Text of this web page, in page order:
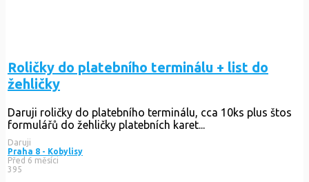
Roličky do platebního terminálu + list do
žehličky
Daruji roličky do platebního terminálu, cca 10ks plus štos
formulářů do žehličky platebních karet...
Daruji
Praha 8 - Kobylisy
Před 6 měsíci
395